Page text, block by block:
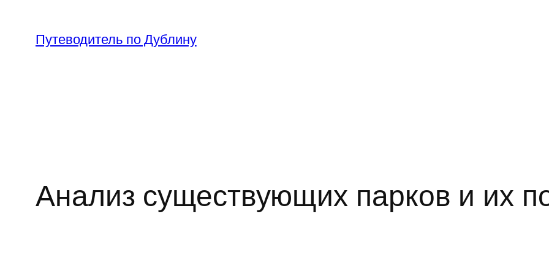
содержимому
Путеводитель по Дублину
Анализ существующих парков и их